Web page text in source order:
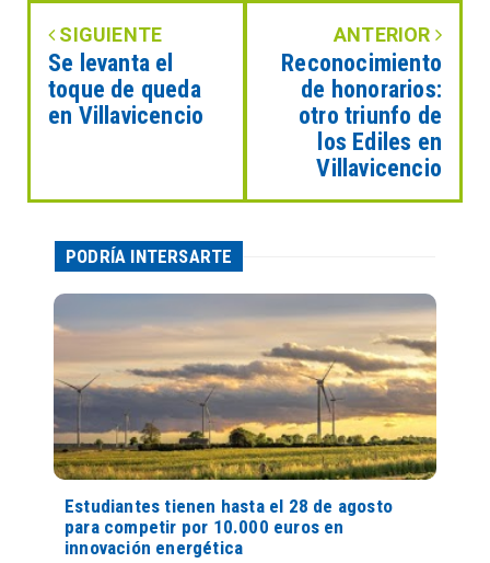
SIGUIENTE
Se levanta el
toque de queda
en Villavicencio
ANTERIOR
Reconocimiento
de honorarios:
otro triunfo de
los Ediles en
Villavicencio
PODRÍA INTERSARTE
Estudiantes tienen hasta el 28 de agosto
para competir por 10.000 euros en
innovación energética